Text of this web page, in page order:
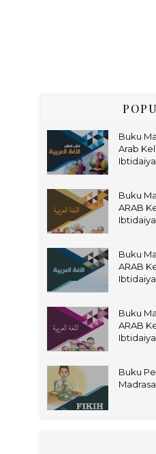
Buku
Arab
Buku
ARAB
Buku
ARAB
Buku
ARAB
Buku